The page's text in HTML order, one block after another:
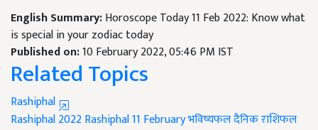
English Summary:Horoscope Today 11 Feb 2022: Know what
is special in your zodiac today
Published on:10 February 2022, 05:46 PM IST
Related Topics
Rashiphal
Rashiphal 2022Rashiphal 11 Februaryभविष्यफलदैनिक राशिफल